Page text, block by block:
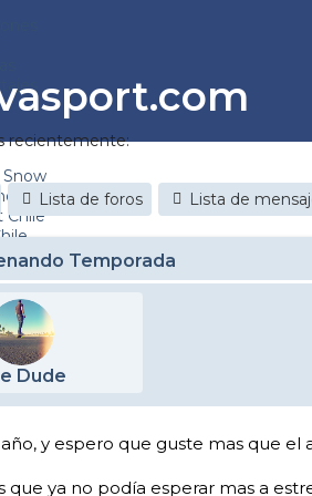
recientemente:
Lista de foros Lista de
Temporada
Dude
y espero que guste mas que el
que ya no podía esperar mas a